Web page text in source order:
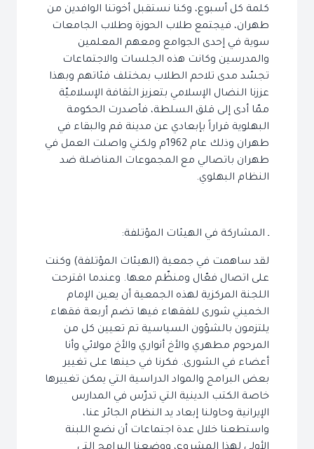
كلمة كل أسبوع، وكنا نستقبل أخوتنا الوافدين من
طهران، فيجتمع طلاب الحوزة وطلاب الجامعات
سوية في إحدى الجوامع ومعهم المعلمين
والمدرسين وكانت هذه الجلسات والاجتماعات
تجسّد مدى تلاحم الطلاب بمختلف فئاتهم وبهذا
عززنا النضال الإسلامي بتعزيز الثقافة الإسلاميّة
ممّا أدى إلى قلق السلطة، فأصدرت الحكومة
البهلوية قراراً بإبعادي عن مدينة قم والبقاء في
طهران وذلك عام 1962م ولكني واصلت العمل في
طهران باتصالي مع المجموعات المناضلة ضد
النظام البهلوي.
ـ المشاركة في الهيئات المؤتلفة:
لقد ساهمت في جمعية (الهيئات المؤتلفة) وكنت
على اتصال فعّال ومنظّم معها. وعندما اقترحت
اللجنة المركزية لهذه الجمعية أن يعين الإمام
الخميني شورى للفقهاء فيها تضم أربعة فقهاء
يلتزمون بالشؤون السياسية تم تعيين كل من
المرحوم مطهري والأخ أنواري والأخ مولائي وأنا
أعضاء في الشورى. فكرنا في حينها على تغيير
بعض البرامج والمواد الدراسية التي يمكن تغييرها
خاصة الكتب الدينية التي تدرّس في المدارس
الإيرانية وحاولنا إبعاد يد النظام الجائر عنا،
واستطعنا خلال عدة اجتماعات أن نضع اللبنة